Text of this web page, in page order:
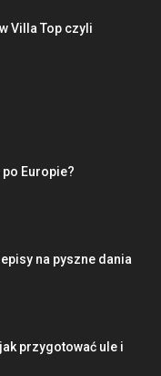
Villa Top czyli
Europie?
na pyszne dania
przygotować ule i